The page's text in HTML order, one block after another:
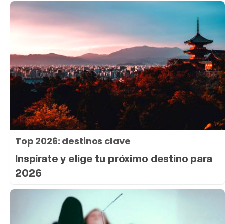
Top 2026: destinos clave
Inspírate y elige tu próximo destino para
2026